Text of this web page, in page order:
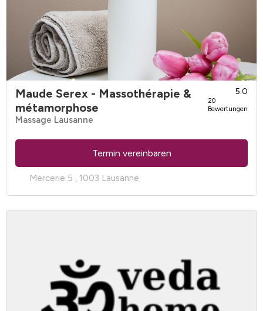
Maude Serex - Massothérapie &
métamorphose
5.0
20
Bewertungen
Massage Lausanne
Mercerie 5 , 1003 Lausanne
Termin vereinbaren